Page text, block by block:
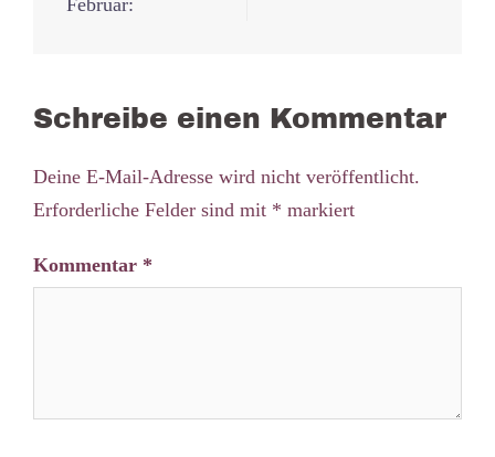
Februar:
Schreibe einen Kommentar
Deine E-Mail-Adresse wird nicht veröffentlicht.
Erforderliche Felder sind mit * markiert
Kommentar *